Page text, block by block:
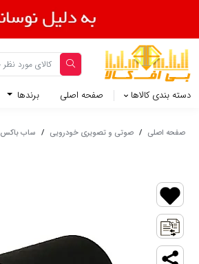
دسته بندی کالاها صفحه اصلی برندها
صفحه اصلی / صوتی و تصویری خودرویی / ساب باکس